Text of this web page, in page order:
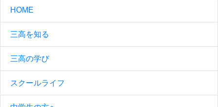
HOME
三高を知る
三高の学び
スクールライフ